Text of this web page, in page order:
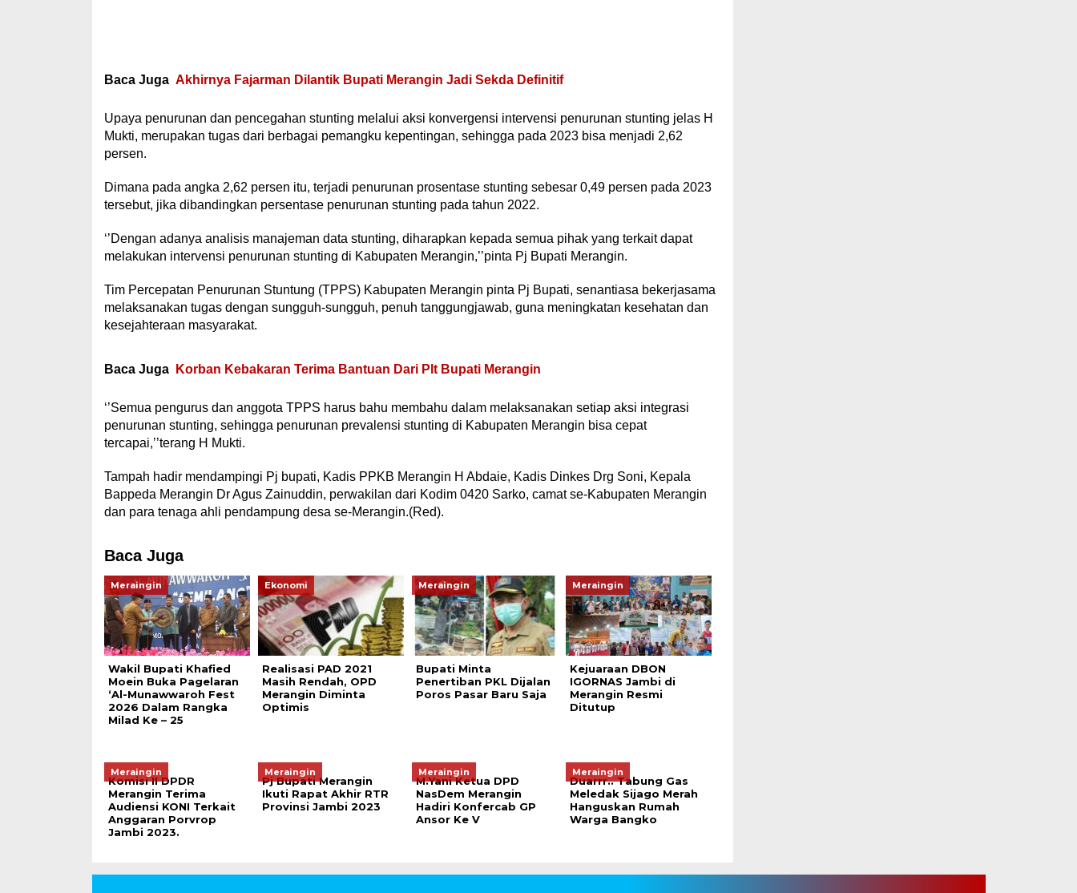
Baca Juga Akhirnya Fajarman Dilantik Bupati Merangin Jadi Sekda Definitif
Upaya penurunan dan pencegahan stunting melalui aksi konvergensi intervensi penurunan stunting jelas H
Mukti, merupakan tugas dari berbagai pemangku kepentingan, sehingga pada 2023 bisa menjadi 2,62
persen.
Dimana pada angka 2,62 persen itu, terjadi penurunan prosentase stunting sebesar 0,49 persen pada 2023
tersebut, jika dibandingkan persentase penurunan stunting pada tahun 2022.
‘’Dengan adanya analisis manajeman data stunting, diharapkan kepada semua pihak yang terkait dapat
melakukan intervensi penurunan stunting di Kabupaten Merangin,’’pinta Pj Bupati Merangin.
Tim Percepatan Penurunan Stuntung (TPPS) Kabupaten Merangin pinta Pj Bupati, senantiasa bekerjasama
melaksanakan tugas dengan sungguh-sungguh, penuh tanggungjawab, guna meningkatan kesehatan dan
kesejahteraan masyarakat.
Baca Juga Korban Kebakaran Terima Bantuan Dari Plt Bupati Merangin
‘’Semua pengurus dan anggota TPPS harus bahu membahu dalam melaksanakan setiap aksi integrasi
penurunan stunting, sehingga penurunan prevalensi stunting di Kabupaten Merangin bisa cepat
tercapai,’’terang H Mukti.
Tampah hadir mendampingi Pj bupati, Kadis PPKB Merangin H Abdaie, Kadis Dinkes Drg Soni, Kepala
Bappeda Merangin Dr Agus Zainuddin, perwakilan dari Kodim 0420 Sarko, camat se-Kabupaten Merangin
dan para tenaga ahli pendampung desa se-Merangin.(Red).
Baca Juga
Meraingin
Wakil Bupati Khafied
Moein Buka Pagelaran
‘Al-Munawwaroh Fest
2026 Dalam Rangka
Milad Ke – 25
Ekonomi
Realisasi PAD 2021
Masih Rendah, OPD
Merangin Diminta
Optimis
Meraingin
Bupati Minta
Penertiban PKL Dijalan
Poros Pasar Baru Saja
Meraingin
Kejuaraan DBON
IGORNAS Jambi di
Merangin Resmi
Ditutup
Meraingin
Komisi II DPDR
Merangin Terima
Audiensi KONI Terkait
Anggaran Porvrop
Jambi 2023.
Meraingin
Pj Bupati Merangin
Ikuti Rapat Akhir RTR
Provinsi Jambi 2023
Meraingin
M.Yani Ketua DPD
NasDem Merangin
Hadiri Konfercab GP
Ansor Ke V
Meraingin
Duarrr.. Tabung Gas
Meledak Sijago Merah
Hanguskan Rumah
Warga Bangko